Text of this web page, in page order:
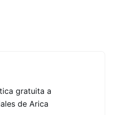
gratuita a
de Arica